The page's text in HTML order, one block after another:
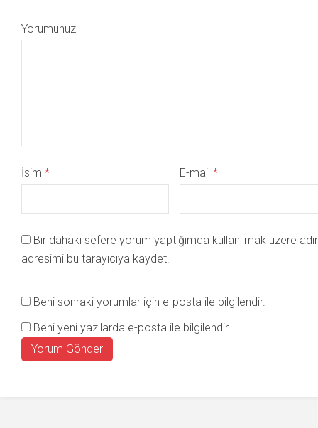
Yorumunuz
İsim * E-mail *
Bir dahaki sefere yorum yaptığımda kullanılmak üzere
adresimi bu tarayıcıya kaydet.
Beni sonraki yorumlar için e-posta ile bilgilendir.
Beni yeni yazılarda e-posta ile bilgilendir.